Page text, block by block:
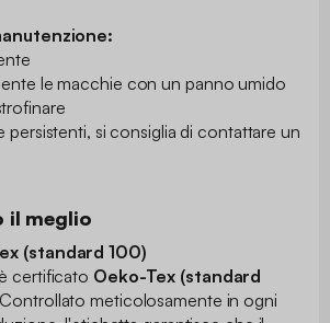
le macchie con un panno umido
persistenti, si consiglia di contattare un
il meglio
(standard 100)
certificato Oeko-Tex (standard
meticolosamente in ogni